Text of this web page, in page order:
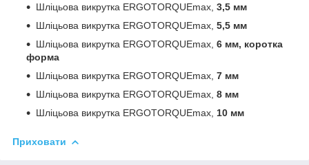
Шліцьова викрутка ERGOTORQUEmax, 3,5 мм
Шліцьова викрутка ERGOTORQUEmax, 5,5 мм
Шліцьова викрутка ERGOTORQUEmax, 6 мм, коротка
форма
Шліцьова викрутка ERGOTORQUEmax, 7 мм
Шліцьова викрутка ERGOTORQUEmax, 8 мм
Шліцьова викрутка ERGOTORQUEmax, 10 мм
Приховати